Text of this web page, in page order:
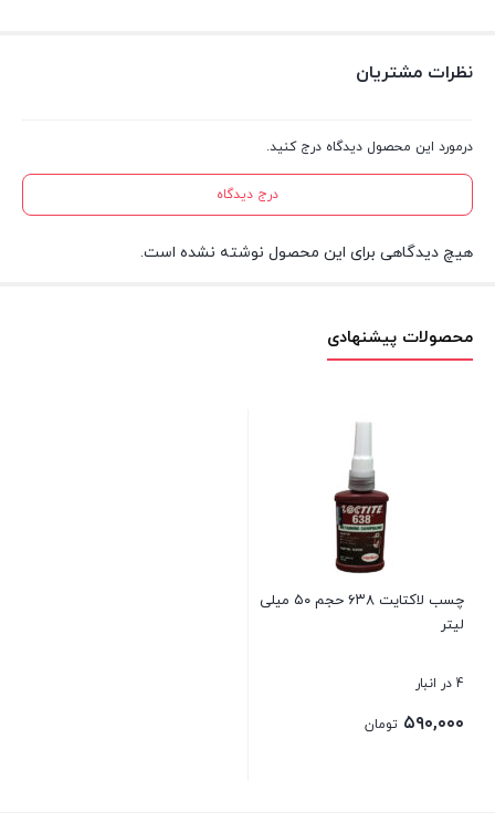
نظرات مشتریان
درمورد این محصول دیدگاه درج کنید.
درج دیدگاه
هیچ دیدگاهی برای این محصول نوشته نشده است.
محصولات پیشنهادی
چسب لاکتایت ۶۳۸ حجم ۵۰ میلی
لیتر
4 در انبار
۵۹۰,۰۰۰ تومان